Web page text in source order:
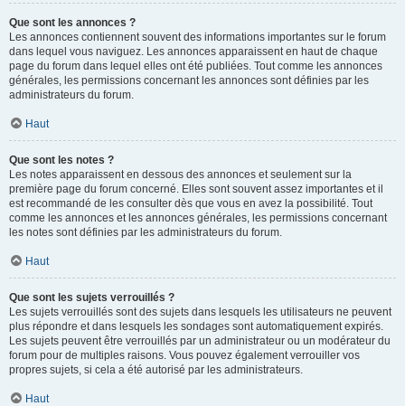
Que sont les annonces ?
Les annonces contiennent souvent des informations importantes sur le forum
dans lequel vous naviguez. Les annonces apparaissent en haut de chaque
page du forum dans lequel elles ont été publiées. Tout comme les annonces
générales, les permissions concernant les annonces sont définies par les
administrateurs du forum.
Haut
Que sont les notes ?
Les notes apparaissent en dessous des annonces et seulement sur la
première page du forum concerné. Elles sont souvent assez importantes et il
est recommandé de les consulter dès que vous en avez la possibilité. Tout
comme les annonces et les annonces générales, les permissions concernant
les notes sont définies par les administrateurs du forum.
Haut
Que sont les sujets verrouillés ?
Les sujets verrouillés sont des sujets dans lesquels les utilisateurs ne peuvent
plus répondre et dans lesquels les sondages sont automatiquement expirés.
Les sujets peuvent être verrouillés par un administrateur ou un modérateur du
forum pour de multiples raisons. Vous pouvez également verrouiller vos
propres sujets, si cela a été autorisé par les administrateurs.
Haut